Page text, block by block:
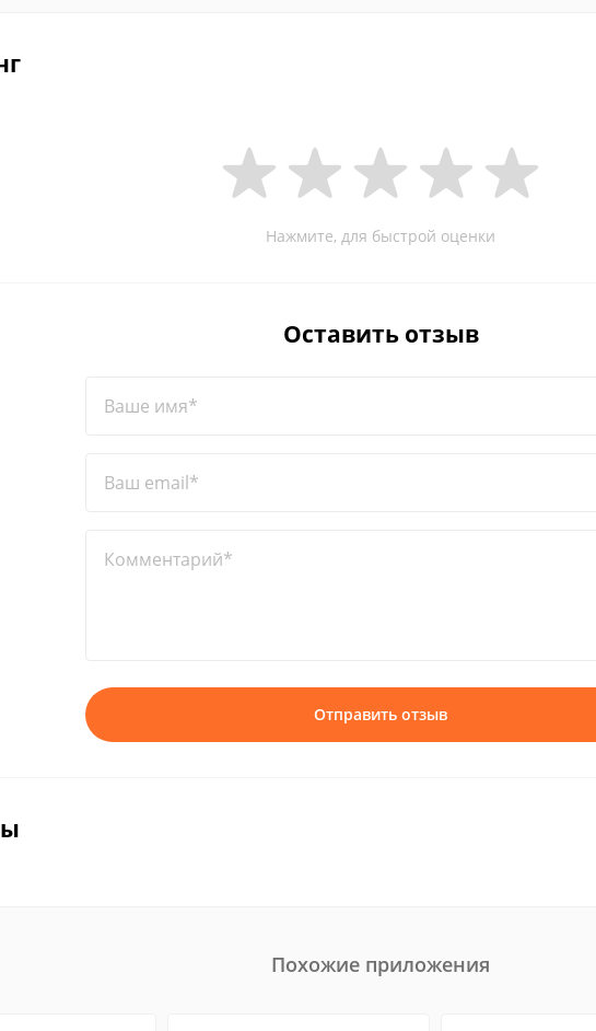
Нажмите, для быстрой оценки
Оставить отзыв
Ваше имя*
Ваш email*
Комментарий*
Отправить отзыв
Похожие приложения